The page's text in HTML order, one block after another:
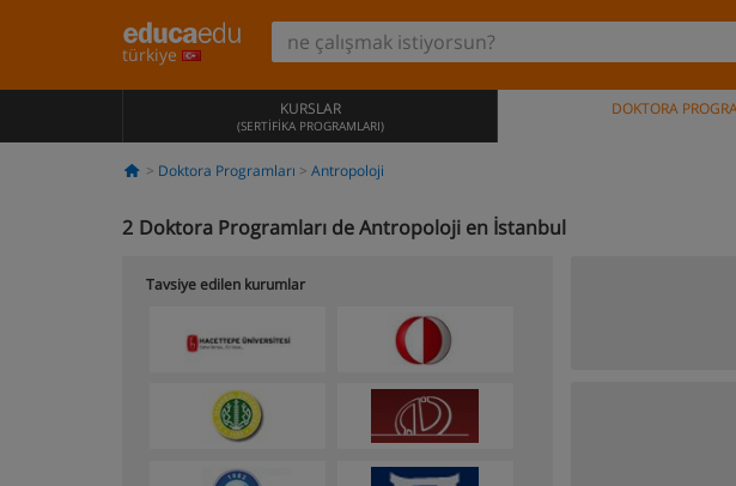
türkiye
KURSLAR
(SERTIFIKA PROGRAMLARI)
DOKTORA
Doktora Programları Antropoloji
2 Doktora Programları de Antropoloji en İstanbul
Tavsiye edilen kurumlar